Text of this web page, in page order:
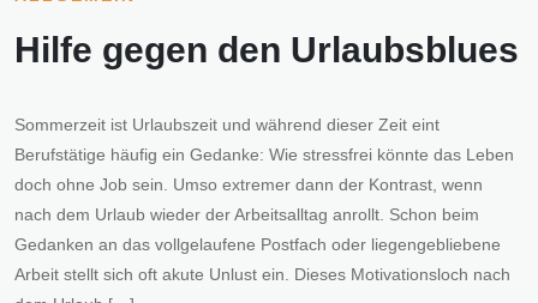
Hilfe gegen den Urlaubsblues
Sommerzeit ist Urlaubszeit und während dieser Zeit eint
Berufstätige häufig ein Gedanke: Wie stressfrei könnte das Leben
doch ohne Job sein. Umso extremer dann der Kontrast, wenn
nach dem Urlaub wieder der Arbeitsalltag anrollt. Schon beim
Gedanken an das vollgelaufene Postfach oder liegengebliebene
Arbeit stellt sich oft akute Unlust ein. Dieses Motivationsloch nach